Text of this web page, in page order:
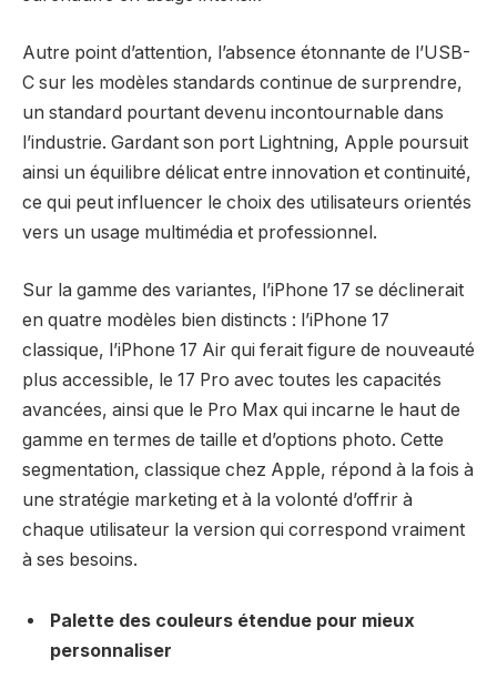
Autre point d’attention, l’absence étonnante de l’USB-
C sur les modèles standards continue de surprendre,
un standard pourtant devenu incontournable dans
l’industrie. Gardant son port Lightning, Apple poursuit
ainsi un équilibre délicat entre innovation et continuité,
ce qui peut influencer le choix des utilisateurs orientés
vers un usage multimédia et professionnel.
Sur la gamme des variantes, l’iPhone 17 se déclinerait
en quatre modèles bien distincts : l’iPhone 17
classique, l’iPhone 17 Air qui ferait figure de nouveauté
plus accessible, le 17 Pro avec toutes les capacités
avancées, ainsi que le Pro Max qui incarne le haut de
gamme en termes de taille et d’options photo. Cette
segmentation, classique chez Apple, répond à la fois à
une stratégie marketing et à la volonté d’offrir à
chaque utilisateur la version qui correspond vraiment
à ses besoins.
Palette des couleurs étendue pour mieux
personnaliser